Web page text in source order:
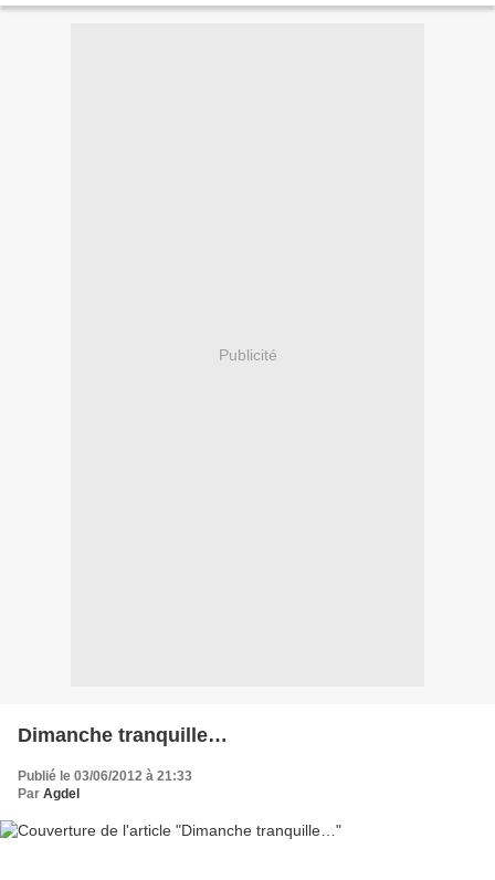
Publicité
Dimanche tranquille…
Publié le 03/06/2012 à 21:33
Par Agdel